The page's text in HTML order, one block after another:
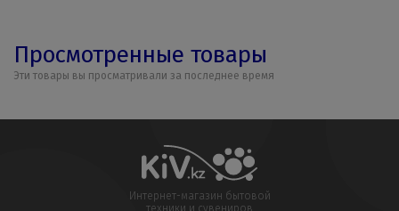
Просмотренные товары
Эти товары вы просматривали за последнее время
Интернет-магазин бытовой
техники и сувениров